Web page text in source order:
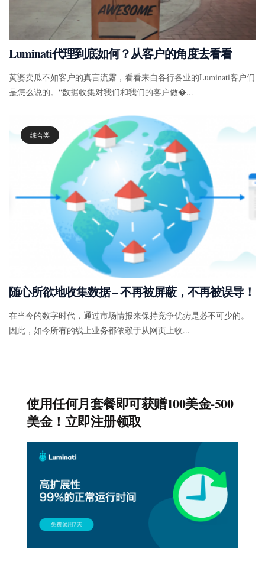
Luminati代理到底如何？从客户的角度去看看
黄婆卖瓜不如客户的真言流露，看看来自各行各业的Luminati客户们
是怎么说的。“数据收集对我们和我们的客户做�...
综合类
随心所欲地收集数据 – 不再被屏蔽，不再被误导！
在当今的数字时代，通过市场情报来保持竞争优势是必不可少的。
因此，如今所有的线上业务都依赖于从网页上收...
使用任何月套餐即可获赠100美金-500
美金！立即注册领取